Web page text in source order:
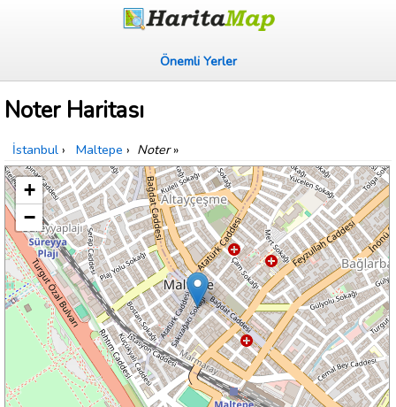
Önemli Yerler
Noter Haritası
İstanbul › Maltepe › Noter»
+
−